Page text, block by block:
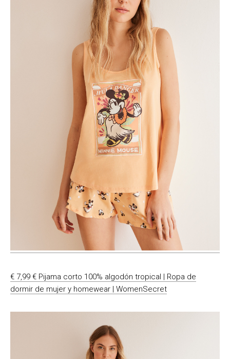
€ 7,99 € Pijama corto 100% algodón tropical | Ropa de
dormir de mujer y homewear | WomenSecret